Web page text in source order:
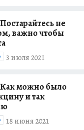
Постарайтесь не
важно чтобы
3 июля 2021
Как можно было
и так
18 июня 2021